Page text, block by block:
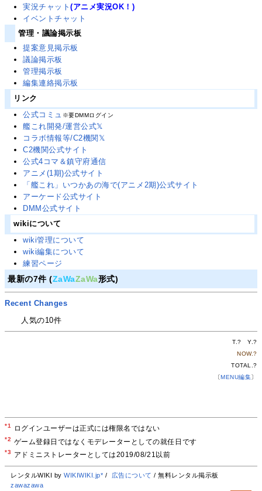
実況チャット(アニメ実況OK！)
イベントチャット
管理・議論掲示板
提案意見掲示板
議論掲示板
管理掲示板
編集連絡掲示板
リンク
公式コミュ ※要DMMログイン
艦これ開発/運営公式𝕏
コラボ情報等/C2機関𝕏
C2機関公式サイト
公式4コマ＆鎮守府通信
アニメ(1期)公式サイト
「艦これ」いつかあの海で(アニメ2期)公式サイト
アーケード公式サイト
DMM公式サイト
wikiについて
wiki管理について
wiki編集について
練習ページ
最新の7件 (ZaWaZaWa形式)
Recent Changes
人気の10件
T.? Y.?
NOW.?
TOTAL.?
〔MENU編集〕
*1 ログインユーザーは正式には権限名ではない
*2 ゲーム登録日ではなくモデレーターとしての就任日です
*3 アドミニストレーターとしては2019/08/21以前
レンタルWIKI byWIKIWIKI.jp* / 広告について / 無料レンタル掲示板
zawazawa